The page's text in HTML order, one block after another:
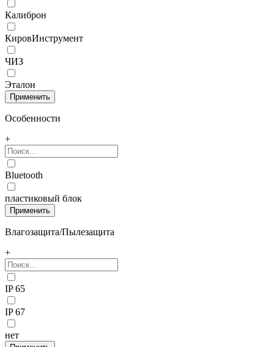
Калиброн
КировИнструмент
ЧИЗ
Эталон
Особенности
+
Bluetooth
пластиковый блок
Влагозащита/Пылезащита
+
IP 65
IP 67
нет